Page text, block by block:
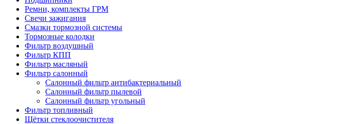
Ремни, комплекты ГРМ
Свечи зажигания
Смазки тормозной системы
Тормозные колодки
Фильтр воздушный
Фильтр КПП
Фильтр масляный
Фильтр салонный
Салонный фильтр антибактериальный
Салонный фильтр пылевой
Салонный фильтр угольный
Фильтр топливный
Щётки стеклоочистителя